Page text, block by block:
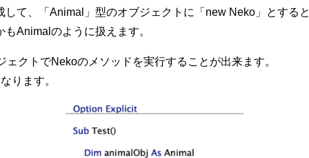
して、「Animal」型のオブジェクトに「new Neko」とする
Animalのように扱えます。
ェクトでNekoのメソッドを実行することが出来ます。
ります。